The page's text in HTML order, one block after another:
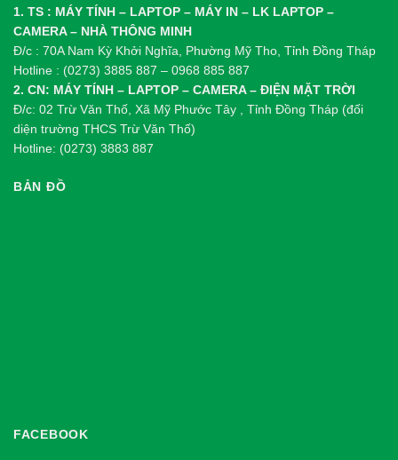
1. TS : MÁY TÍNH – LAPTOP – MÁY IN – LK LAPTOP –
CAMERA – NHÀ THÔNG MINH
Đ/c : 70A Nam Kỳ Khởi Nghĩa, Phường Mỹ Tho, Tỉnh Đồng Tháp
Hotline : (0273) 3885 887 – 0968 885 887
2. CN: MÁY TÍNH – LAPTOP – CAMERA – ĐIỆN MẶT TRỜI
Đ/c: 02 Trừ Văn Thố, Xã Mỹ Phước Tây , Tỉnh Đồng Tháp (đối
diện trường THCS Trừ Văn Thố)
Hotline: (0273) 3883 887
BẢN ĐỒ
FACEBOOK